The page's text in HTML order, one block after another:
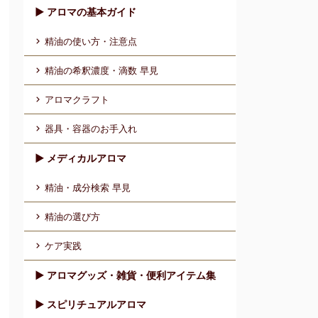
▶︎ アロマの基本ガイド
精油の使い方・注意点
精油の希釈濃度・滴数 早見
アロマクラフト
器具・容器のお手入れ
▶︎ メディカルアロマ
精油・成分検索 早見
精油の選び方
ケア実践
▶︎ アロマグッズ・雑貨・便利アイテム集
▶︎ スピリチュアルアロマ